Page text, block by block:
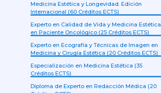
Medicina Estética y Longevidad. Edición
Internacional (60 Créditos ECTS)
Experto en Calidad de Vida y Medicina Estética
en Paciente Oncológico (25 Créditos ECTS)
Experto en Ecografía y Técnicas de Imagen en
Medicina y Cirugía Estética (20 Créditos ECTS)
Especialización en Medicina Estética (35
Créditos ECTS)
Diploma de Experto en Redacción Médica (20